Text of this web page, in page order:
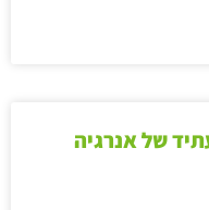
של אנרגיה